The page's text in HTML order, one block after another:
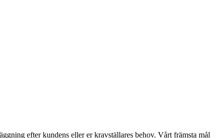
efter kundens eller er kravställares behov. Vårt främsta mål